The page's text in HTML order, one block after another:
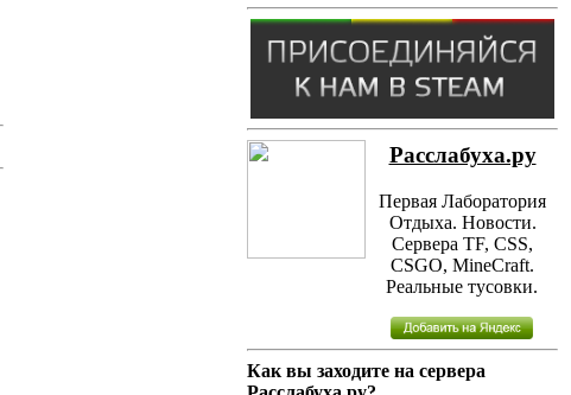
Расслабуха.ру
Первая Лаборатория
Отдыха. Новости.
Сервера TF, CSS,
CSGO, MineCraft.
Реальные тусовки.
Как вы заходите на сервера